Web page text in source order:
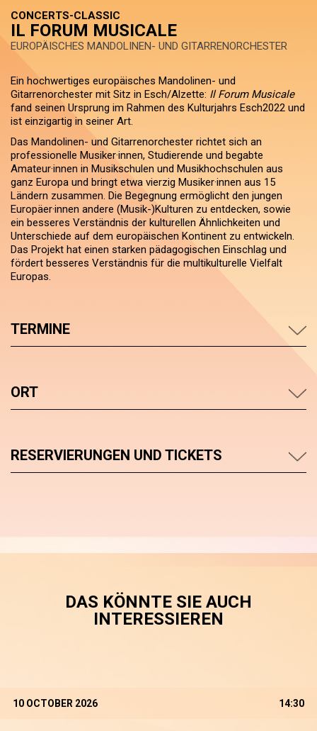
CONCERTS-CLASSIC
IL FORUM MUSICALE
EUROPÄISCHES MANDOLINEN- UND GITARRENORCHESTER
Ein hochwertiges europäisches Mandolinen- und
Gitarrenorchester mit Sitz in Esch/Alzette: Il Forum Musicale
fand seinen Ursprung im Rahmen des Kulturjahrs Esch2022 und
ist einzigartig in seiner Art.
Das Mandolinen- und Gitarrenorchester richtet sich an
professionelle Musiker·innen, Studierende und begabte
Amateur·innen in Musikschulen und Musikhochschulen aus
ganz Europa und bringt etwa vierzig Musiker·innen aus 15
Ländern zusammen. Die Begegnung ermöglicht den jungen
Europäer·innen andere (Musik-)Kulturen zu entdecken, sowie
ein besseres Verständnis der kulturellen Ähnlichkeiten und
Unterschiede auf dem europäischen Kontinent zu entwickeln.
Das Projekt hat einen starken pädagogischen Einschlag und
fördert besseres Verständnis für die multikulturelle Vielfalt
Europas.
TERMINE
ORT
RESERVIERUNGEN UND TICKETS
DAS KÖNNTE SIE AUCH
INTERESSIEREN
10 OCTOBER 2026 14:30